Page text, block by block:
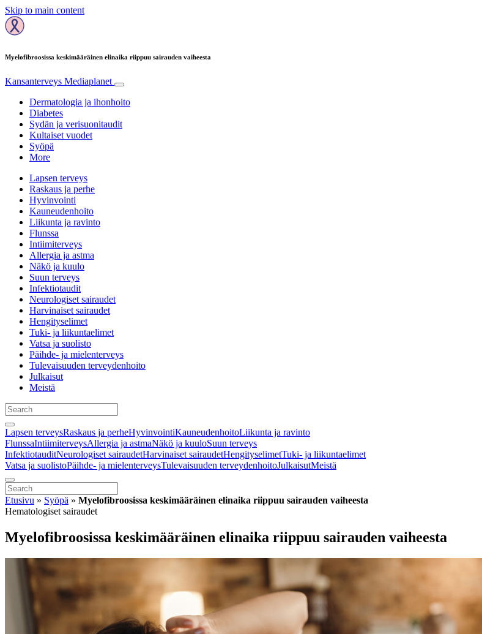
Skip to main content
Myelofibroosissa keskimääräinen elinaika riippuu sairauden vaiheesta
Kansanterveys Mediaplanet
Dermatologia ja ihonhoito
Diabetes
Sydän ja verisuonitaudit
Kultaiset vuodet
Syöpä
More
Lapsen terveys
Raskaus ja perhe
Hyvinvointi
Kauneudenhoito
Liikunta ja ravinto
Flunssa
Intiimiterveys
Allergia ja astma
Näkö ja kuulo
Suun terveys
Infektiotaudit
Neurologiset sairaudet
Harvinaiset sairaudet
Hengityselimet
Tuki- ja liikuntaelimet
Vatsa ja suolisto
Päihde- ja mielenterveys
Tulevaisuuden terveydenhoito
Julkaisut
Meistä
Lapsen terveysRaskaus ja perheHyvinvointiKauneudenhoitoLiikunta ja ravinto
FlunssaIntiimiterveysAllergia ja astmaNäkö ja kuuloSuun terveys
InfektiotauditNeurologiset sairaudetHarvinaiset sairaudetHengityselimetTuki- ja liikuntaelimet
Vatsa ja suolistoPäihde- ja mielenterveysTulevaisuuden terveydenhoitoJulkaisutMeistä
Etusivu » Syöpä » Myelofibroosissa keskimääräinen elinaika riippuu sairauden vaiheesta
Hematologiset sairaudet
Myelofibroosissa keskimääräinen elinaika riippuu sairauden vaiheesta